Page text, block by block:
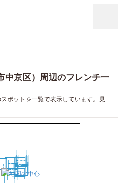
中京区）周辺のフレンチ一
ポットを一覧で表示しています。見
1
2 3
45
6
7
8
9
10
11
12
13
15
16
17
18
19
20